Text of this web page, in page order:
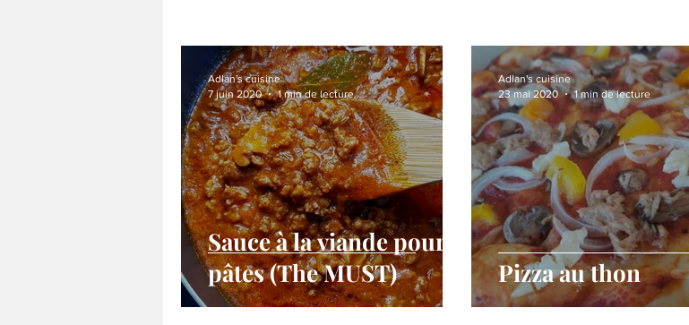
Sauce à la viande pour
pâtes (The MUST)
Adlan's cuisine
7 juin 2020
1 min de lecture
Pizza au thon
Adlan's cuisine
23 mai 2020
1 min de lecture